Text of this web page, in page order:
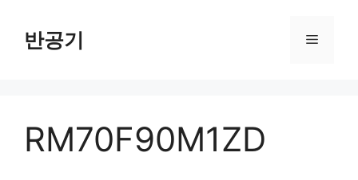
반공기 메
RM70F90M1ZD